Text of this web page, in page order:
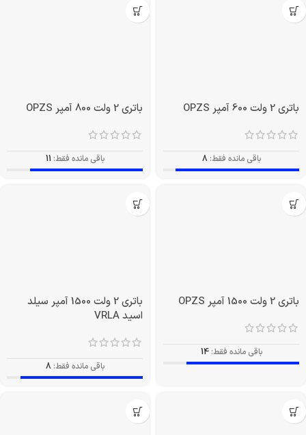
باتری 2 ولت 600 آمپر OPZS
باقی مانده فقط: 8
باتری 2 ولت 800 آمپر OPZS
باقی مانده فقط: 11
باتری 2 ولت 1500 آمپر OPZS
باقی مانده فقط: 14
باتری 2 ولت 1500 آمپر سیلد
اسید VRLA
باقی مانده فقط: 8